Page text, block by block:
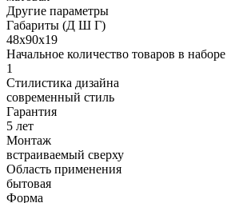
Другие параметры
Габариты (Д Ш Г)
48х90х19
Начальное количество товаров в наборе
1
Стилистика дизайна
современный стиль
Гарантия
5 лет
Монтаж
встраиваемый сверху
Область применения
бытовая
Форма